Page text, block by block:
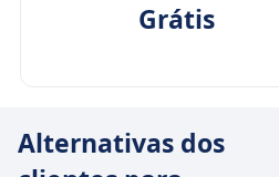
Grátis
Alternativas dos